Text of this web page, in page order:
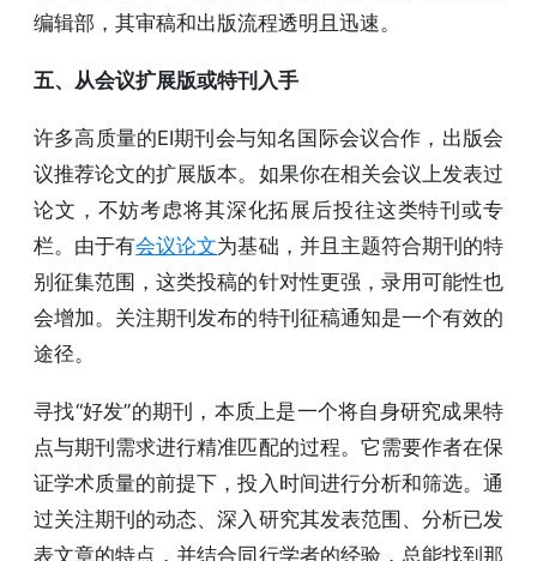
编辑部，其审稿和出版流程透明且迅速。
五、从会议扩展版或特刊入手
许多高质量的EI期刊会与知名国际会议合作，出版会
议推荐论文的扩展版本。如果你在相关会议上发表过
论文，不妨考虑将其深化拓展后投往这类特刊或专
栏。由于有会议论文为基础，并且主题符合期刊的特
别征集范围，这类投稿的针对性更强，录用可能性也
会增加。关注期刊发布的特刊征稿通知是一个有效的
途径。
寻找“好发”的期刊，本质上是一个将自身研究成果特
点与期刊需求进行精准匹配的过程。它需要作者在保
证学术质量的前提下，投入时间进行分析和筛选。通
过关注期刊的动态、深入研究其发表范围、分析已发
表文章的特点，并结合同行学者的经验，总能找到那